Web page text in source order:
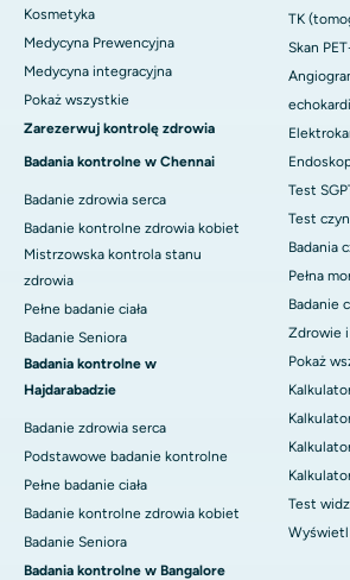
Kosmetyka
Medycyna Prewencyjna
Medycyna integracyjna
Pokaż wszystkie
Zarezerwuj kontrolę zdrowia
Badania kontrolne w Chennai
Badanie zdrowia serca
Badanie kontrolne zdrowia kobiet
Mistrzowska kontrola stanu
zdrowia
Pełne badanie ciała
Badanie Seniora
Badania kontrolne w
Hajdarabadzie
Badanie zdrowia serca
Podstawowe badanie kontrolne
Pełne badanie ciała
Badanie kontrolne zdrowia kobiet
Badanie Seniora
Badania kontrolne w Bangalore
TK
Skan
Test
Test
Badania
Pełna
Badanie
Zdrowie
Pokaż
Test